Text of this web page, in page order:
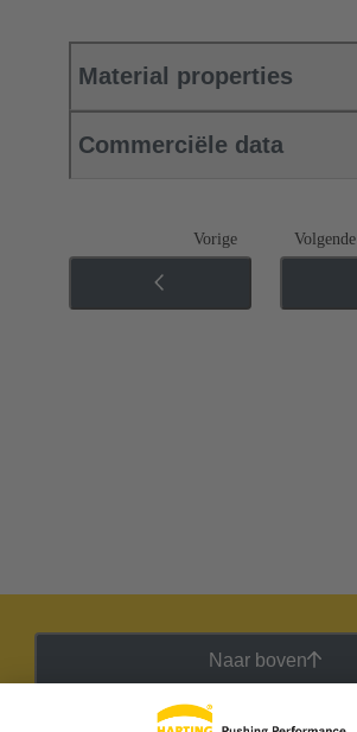
Material properties
Commerciële data
Vorige Volgende
Naar boven